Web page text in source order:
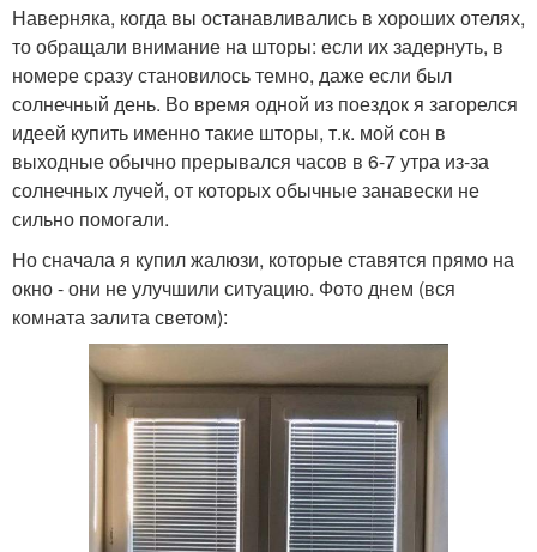
Наверняка, когда вы останавливались в хороших отелях,
то обращали внимание на шторы: если их задернуть, в
номере сразу становилось темно, даже если был
солнечный день. Во время одной из поездок я загорелся
идеей купить именно такие шторы, т.к. мой сон в
выходные обычно прерывался часов в 6-7 утра из-за
солнечных лучей, от которых обычные занавески не
сильно помогали.
Но сначала я купил жалюзи, которые ставятся прямо на
окно - они не улучшили ситуацию. Фото днем (вся
комната залита светом):